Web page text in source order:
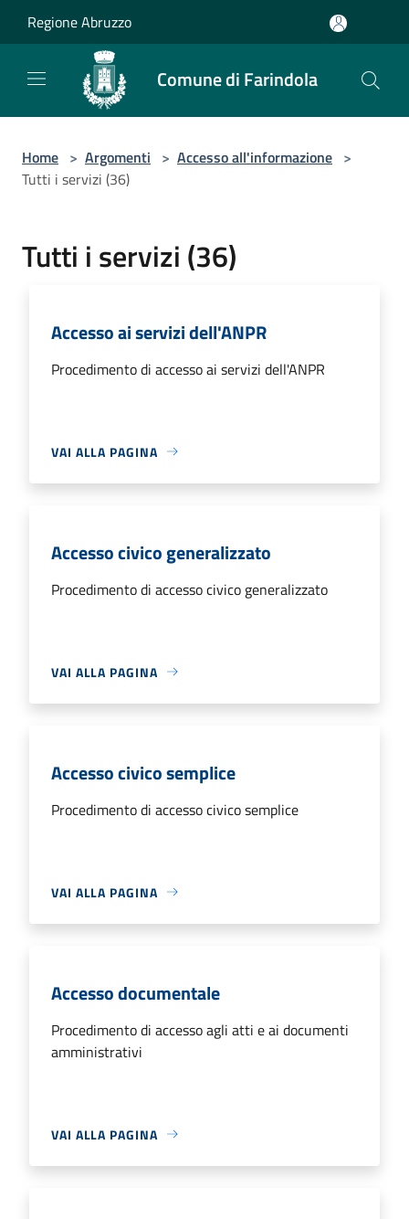
Regione Abruzzo
Comune di Farindola
Home > Argomenti > Accesso all'informazione >
Tutti i servizi (36)
Tutti i servizi (36)
Accesso ai servizi dell'ANPR
Procedimento di accesso ai servizi dell'ANPR
VAI ALLA PAGINA
Accesso civico generalizzato
Procedimento di accesso civico generalizzato
VAI ALLA PAGINA
Accesso civico semplice
Procedimento di accesso civico semplice
VAI ALLA PAGINA
Accesso documentale
Procedimento di accesso agli atti e ai documenti
amministrativi
VAI ALLA PAGINA